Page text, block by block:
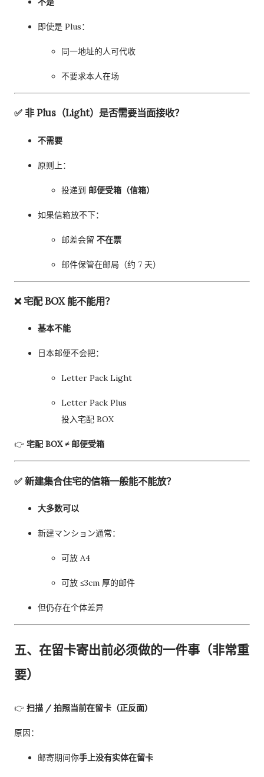
即使是 Plus：
同一地址的人可代收
不要求本人在场
✅ 非 Plus（Light）是否需要当面接收？
不需要
原则上：
投递到 邮便受箱（信箱）
如果信箱放不下：
邮差会留 不在票
邮件保管在邮局（约 7 天）
❌ 宅配 BOX 能不能用？
基本不能
日本邮便不会把：
Letter Pack Light
Letter Pack Plus
投入宅配 BOX
👉 宅配 BOX ≠ 邮便受箱
✅ 新建集合住宅的信箱一般能不能放？
大多数可以
新建マンション通常：
可放 A4
可放 ≤3cm 厚的邮件
但仍存在个体差异
五、在留卡寄出前必须做的一件事（非常重
要）
👉 扫描 / 拍照当前在留卡（正反面）
原因：
邮寄期间你手上没有实体在留卡